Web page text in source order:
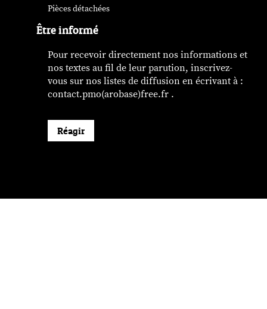
Pièces détachées
Être informé
Pour recevoir directement nos informations et
nos textes au fil de leur parution, inscrivez-
vous sur nos listes de diffusion en écrivant à :
contact.pmo(arobase)free.fr .
Réagir